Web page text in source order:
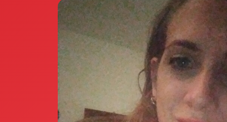
Scopri Club di Più
Le testimonianze Club
La fondatrice Valeria